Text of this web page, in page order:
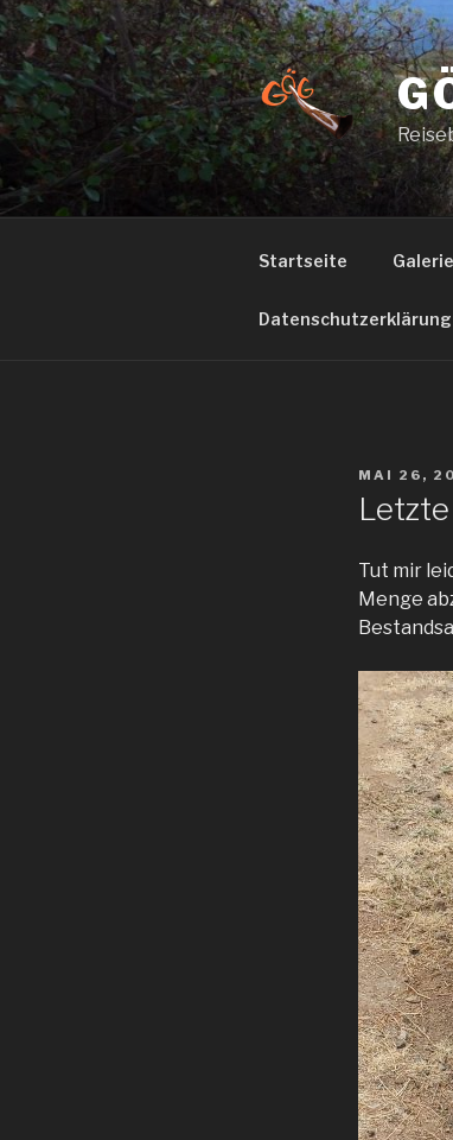
Zum
Inhalt
springen
Startseite Galerie
Datenschutzerklärung
MAI 26,
Tut mir
Menge